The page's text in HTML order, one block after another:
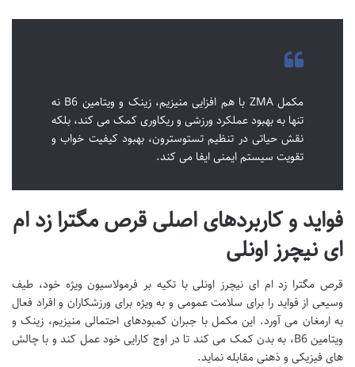
مکمل ZMA با هم افزایی منیزیم، زینک و ویتامین B6 نه
تنها به بهبود عملکرد ورزشی و ریکاوری کمک می کند، بلکه
نقش حیاتی در تنظیم تستوسترون، بهبود کیفیت خواب و
تقویت سیستم ایمنی ایفا می کند.
فواید و کاربردهای اصلی قرص مگترا زد ام
ای نیچرز اونلی
قرص مگترا زد ام ای نیچرز اونلی با تکیه بر فرمولاسیون ویژه خود، طیف
وسیعی از فواید را برای سلامت عمومی و به ویژه برای ورزشکاران و افراد فعال
به ارمغان می آورد. این مکمل با جبران کمبودهای احتمالی منیزیم، زینک و
ویتامین B6، به بدن کمک می کند تا در اوج کارایی خود عمل کند و با چالش
های فیزیکی و ذهنی مقابله نماید.